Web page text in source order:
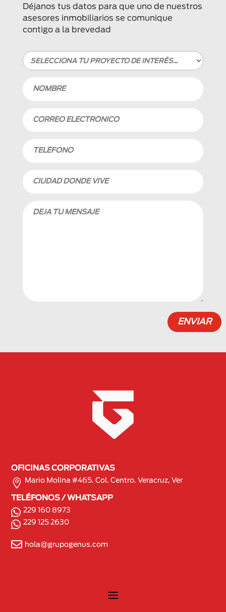
Déjanos tus datos para que uno de nuestros
asesores inmobiliarios se comunique
contigo a la brevedad
OFICINAS CORPORATIVAS
 Mario Molina #465. Col. Centro. Veracruz, Ver
TELÉFONOS / WHATSAPP
 229 160 8973
 229 125 2630
 hola@grupogenus.com
a